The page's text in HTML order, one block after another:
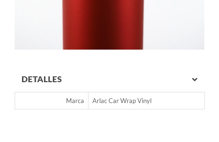
DETALLES
Marca Arlac Car Wrap Vinyl